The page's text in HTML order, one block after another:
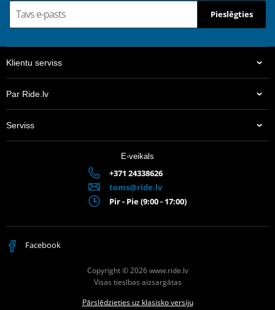
Pieslēgties
Klientu serviss
Par Ride.lv
Serviss
E-veikals
+371 24338626
toms@ride.lv
Pir - Pie (9:00 - 17:00)
Facebook
Copyright © 2026 www.ride.lv
Visas tiesības aizsargātas
Pārslēdzieties uz klasisko versiju